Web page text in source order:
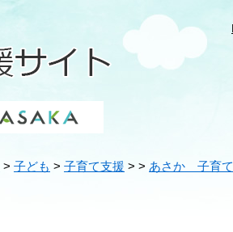
> 子ども > 子育て支援 > > あさか 子育て